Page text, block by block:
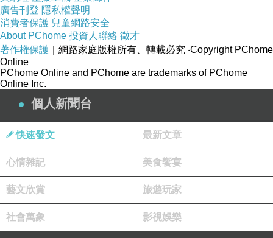
廣告刊登 隱私權聲明
消費者保護 兒童網路安全
About PChome 投資人聯絡 徵才
著作權保護 ｜網路家庭版權所有、轉載必究 ‧Copyright PChome
Online
PChome Online and PChome are trademarks of PChome
Online Inc.
個人新聞台
快速發文 最新文章
心情雜記 美食饗宴
藝文欣賞 旅遊玩家
社會萬象 影視娛樂